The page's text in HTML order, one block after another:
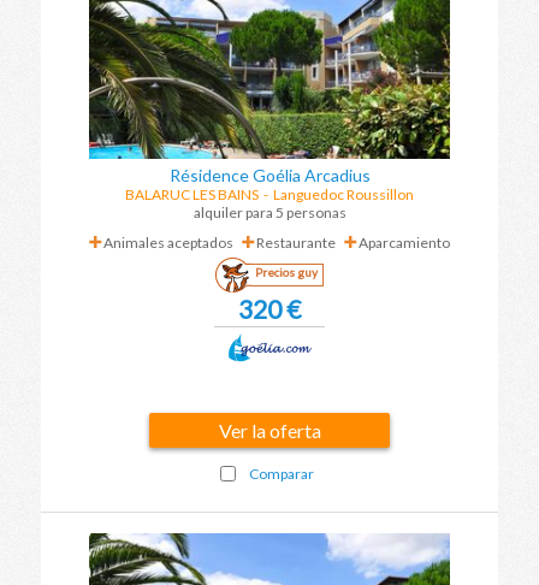
Résidence Goélia Arcadius
BALARUC LES BAINS - Languedoc Roussillon
alquiler para 5 personas
Animales aceptados
Restaurante Aparcamiento
Precios guy
320 €
Ver la oferta
Comparar